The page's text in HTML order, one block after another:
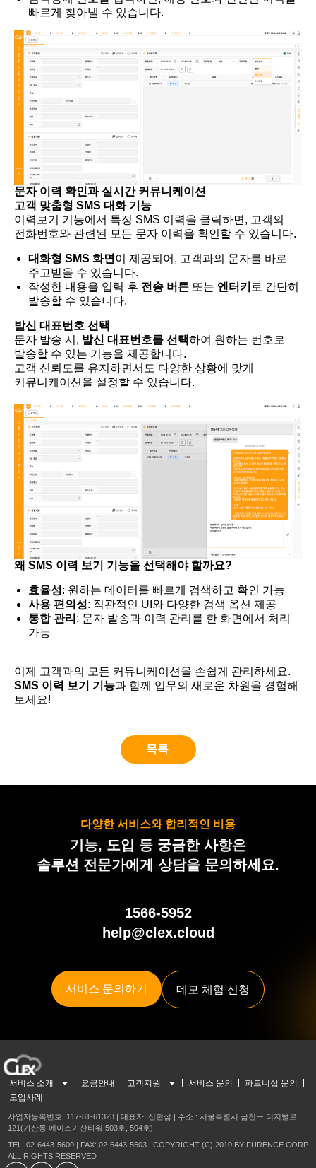
빠르게 찾아낼 수 있습니다.
문자 이력 확인과 실시간 커뮤니케이션
고객 맞춤형 SMS 대화 기능
이력보기 기능에서 특정 SMS 이력을 클릭하면, 고객의
전화번호와 관련된 모든 문자 이력을 확인할 수 있습니다.
대화형 SMS 화면 이 제공되어, 고객과의 문자를 바로
주고받을 수 있습니다.
작성한 내용을 입력 후 전송 버튼 또는 엔터키 로 간단히
발송할 수 있습니다.
발신 대표번호 선택
문자 발송 시, 발신 대표번호를 선택하여 원하는 번호로
발송할 수 있는 기능을 제공합니다.
고객 신뢰도를 유지하면서도 다양한 상황에 맞게
커뮤니케이션을 설정할 수 있습니다.
왜 SMS 이력 보기 기능을 선택해야 할까요?
효율성: 원하는 데이터를 빠르게 검색하고 확인 가능
사용 편의성: 직관적인 UI와 다양한 검색 옵션 제공
통합 관리 : 문자 발송과 이력 관리를 한 화면에서 처리
가능
이제 고객과의 모든 커뮤니케이션을 손쉽게 관리하세요.
SMS 이력 보기 기능과 함께 업무의 새로운 차원을 경험해
보세요!
목록
다양한 서비스와 합리적인 비용
기능, 도입 등 궁금한 사항은
솔루션 전문가에게 상담을 문의하세요.
1566-5952
help@clex.cloud
서비스 문의하기 데모 체험 신청
서비스 소개 요금안내 고객지원 서비스 문의
파트너십 문의
도입사례
사업자등록번호: 117-81-61323 | 대표자: 신현삼 | 주소 : 서울특별시 금천구 디지털로
121(가산동 에이스가산타워 503호, 504호)
TEL: 02-6443-5600 | FAX: 02-6443-5603 | COPYRIGHT (C) 2010 BY FURENCE CORP.
ALL RIGHTS RESERVED